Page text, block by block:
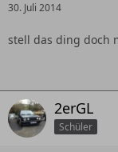
30. Juli 2014
stell das ding doch
2erGL
Schüler